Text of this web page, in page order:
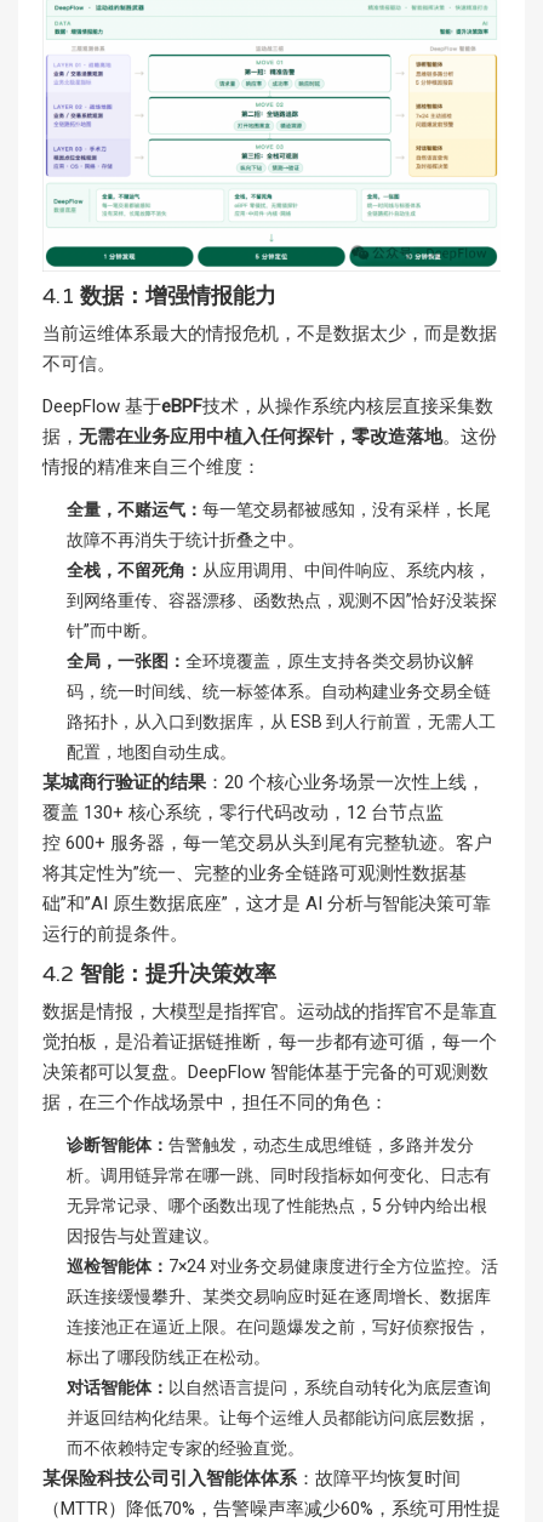
4.1 数据：增强情报能力
当前运维体系最大的情报危机，不是数据太少，而是数据
不可信。
DeepFlow 基于eBPF技术，从操作系统内核层直接采集数
据， 无需在业务应用中植入任何探针， 零改造落地。这份
情报的精准来自三个维度：
全量，不赌运气： 每一笔交易都被感知，没有采样，长尾
故障不再消失于统计折叠之中。
全栈，不留死角： 从应用调用、中间件响应、系统内核，
到网络重传、容器漂移、函数热点，观测不因”恰好没装探
针”而中断。
全局， 一张图： 全环境覆盖，原生支持各类交易协议解
码，统一时间线、统一标签体系。自动构建业务交易全链
路拓扑，从入口到数据库，从 ESB 到人行前置，无需人工
配置，地图自动生成。
某城商行验证的结果 ：20 个核心业务场景一次性上线，
覆盖 130+ 核心系统，零行代码改动，12 台节点监
控 600+ 服务器，每一笔交易从头到尾有完整轨迹。客户
将其定性为”统一、完整的业务全链路可观测性数据基
础”和”AI 原生数据底座”，这才是 AI 分析与智能决策可靠
运行的前提条件。
4.2 智能：提升决策效率
数据是情报，大模型是指挥官。运动战的指挥官不是靠直
觉拍板，是沿着证据链推断，每一步都有迹可循，每一个
决策都可以复盘。DeepFlow 智能体基于完备的可观测数
据，在三个作战场景中，担任不同的角色：
诊断智能体： 告警触发，动态生成思维链，多路并发分
析。调用链异常在哪一跳、同时段指标如何变化、日志有
无异常记录、哪个函数出现了性能热点，5 分钟内给出根
因报告与处置建议。
巡检智能体： 7×24 对业务交易健康度进行全方位监控。活
跃连接缓慢攀升、某类交易响应时延在逐周增长、数据库
连接池正在逼近上限。在问题爆发之前，写好侦察报告，
标出了哪段防线正在松动。
对话智能体： 以自然语言提问，系统自动转化为底层查询
并返回结构化结果。让每个运维人员都能访问底层数据，
而不依赖特定专家的经验直觉。
某保险科技公司引入智能体体系：故障平均恢复时间
（MTTR）降低70%，告警噪声率减少60%，系统可用性提